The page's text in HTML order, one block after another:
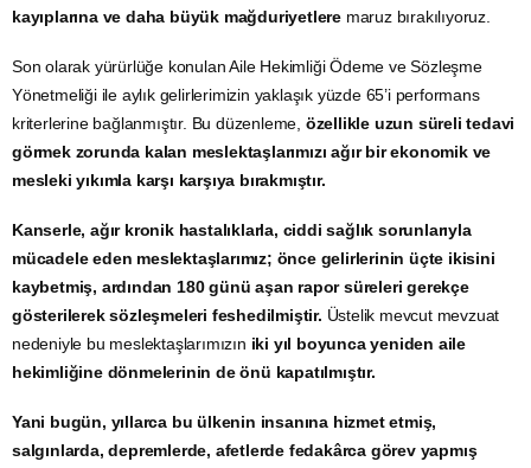
kayıplarına ve daha büyük mağduriyetlere maruz bırakılıyoruz.
Son olarak yürürlüğe konulan Aile Hekimliği Ödeme ve Sözleşme
Yönetmeliği ile aylık gelirlerimizin yaklaşık yüzde 65’i performans
kriterlerine bağlanmıştır. Bu düzenleme, özellikle uzun süreli tedavi
görmek zorunda kalan meslektaşlarımızı ağır bir ekonomik ve
mesleki yıkımla karşı karşıya bırakmıştır.
Kanserle, ağır kronik hastalıklarla, ciddi sağlık sorunlarıyla
mücadele eden meslektaşlarımız; önce gelirlerinin üçte ikisini
kaybetmiş, ardından 180 günü aşan rapor süreleri gerekçe
gösterilerek sözleşmeleri feshedilmiştir. Üstelik mevcut mevzuat
nedeniyle bu meslektaşlarımızın iki yıl boyunca yeniden aile
hekimliğine dönmelerinin de önü kapatılmıştır.
Yani bugün, yıllarca bu ülkenin insanına hizmet etmiş,
salgınlarda, depremlerde, afetlerde fedakârca görev yapmış